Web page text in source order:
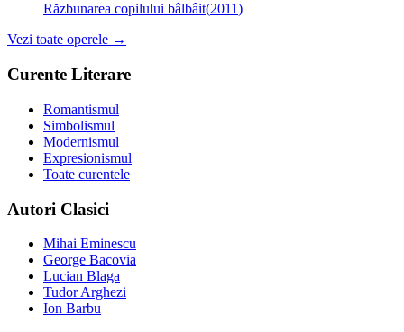
Răzbunarea copilului bâlbâit(2011)
Vezi toate operele →
Curente Literare
Romantismul
Simbolismul
Modernismul
Expresionismul
Toate curentele
Autori Clasici
Mihai Eminescu
George Bacovia
Lucian Blaga
Tudor Arghezi
Ion Barbu